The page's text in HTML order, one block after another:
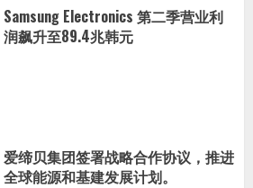
Samsung Electronics 第二季营业利
润飙升至89.4兆韩元
爱缔贝集团签署战略合作协议，推进
全球能源和基建发展计划。